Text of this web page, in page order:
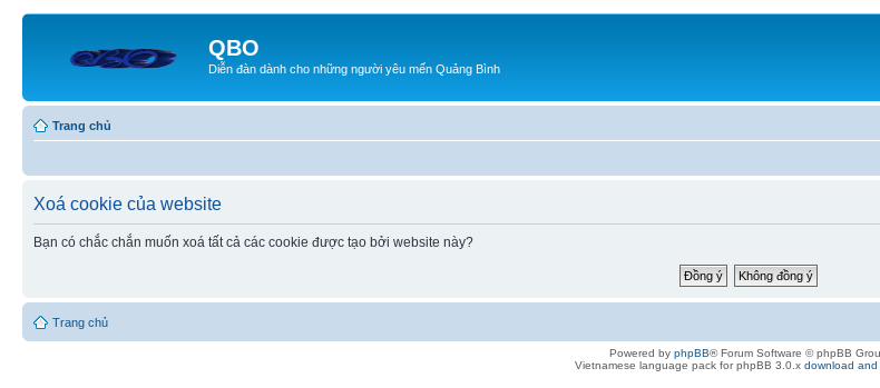
QBO
Diễn đàn dành cho những người yêu mến Quảng Bình
Trang chủ
Xoá cookie của website
Bạn có chắc chắn muốn xoá tất cả các cookie được tạo bởi website này?
Trang chủ
Powered by phpBB® Forum Software © phpBB
Vietnamese language pack for phpBB 3.0.x download and